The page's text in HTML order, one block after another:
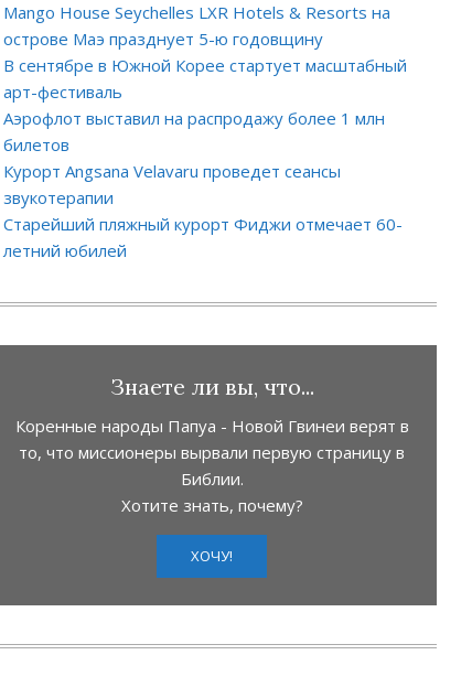
Mango House Seychelles LXR Hotels & Resorts на
острове Маэ празднует 5-ю годовщину
В сентябре в Южной Корее стартует масштабный
арт-фестиваль
Аэрофлот выставил на распродажу более 1 млн
билетов
Курорт Angsana Velavaru проведет сеансы
звукотерапии
Старейший пляжный курорт Фиджи отмечает 60-
летний юбилей
Знаете ли вы, что...
Коренные народы Папуа - Новой Гвинеи верят в
то, что миссионеры вырвали первую страницу в
Библии.
Хотите знать, почему?
ХОЧУ!